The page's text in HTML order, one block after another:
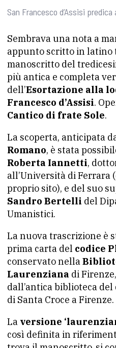
San Francesco d’Assisi
Sembrava una nota a
appunto scritto in latino
manoscritto del
più antica e completa
dell’Esortazione alla
Francesco d’Assisi.
Cantico di frate Sole.
La scoperta, anticipata
Romano, è stata
Roberta Iannetti,
all’Università di Ferrara
proprio sito), e del suo
Sandro Bertelli del
Umanistici.
La nuova trascrizione è
prima carta del codice
conservato nella
Laurenziana di
dall’antica biblioteca
di Santa Croce a Firenze.
La versione
così definita in